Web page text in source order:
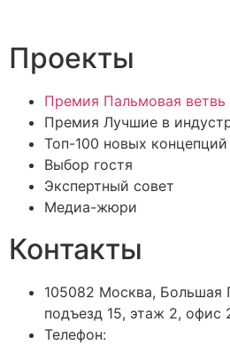
Проекты
Премия Пальмовая ветвь
Премия Лучшие в
Топ-100 новых концепций
Выбор гостя
Экспертный совет
Медиа-жюри
Контакты
105082 Москва, Большая
подъезд 15, этаж 2, офис
Телефон: